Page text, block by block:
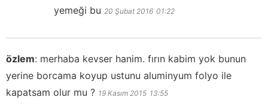
yemeği bu 20 Şubat 2016 01:22
özlem: merhaba kevser hanim. fırın kabim yok bunun
yerine borcama koyup ustunu aluminyum folyo ile
kapatsam olur mu ? 19 Kasım 2015 13:55